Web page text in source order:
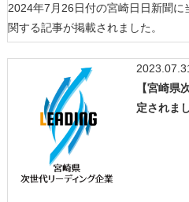
2024年7月26日付の宮崎日日新聞に
関する記事が掲載されました。
【宮崎県
定されま